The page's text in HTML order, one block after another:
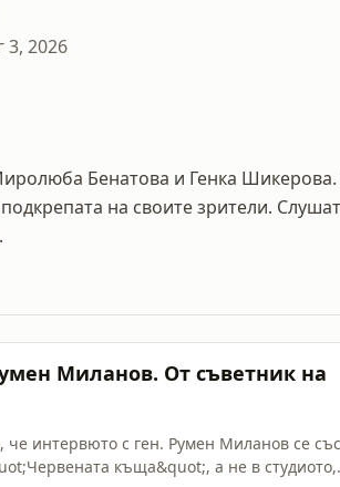
3, 2026
Бенатова и Генка Шикерова.
на своите зрители.
Миланов. От съветник на
че интервюто с ген. Румен Миланов се
къща&quot;, а не в студиото,